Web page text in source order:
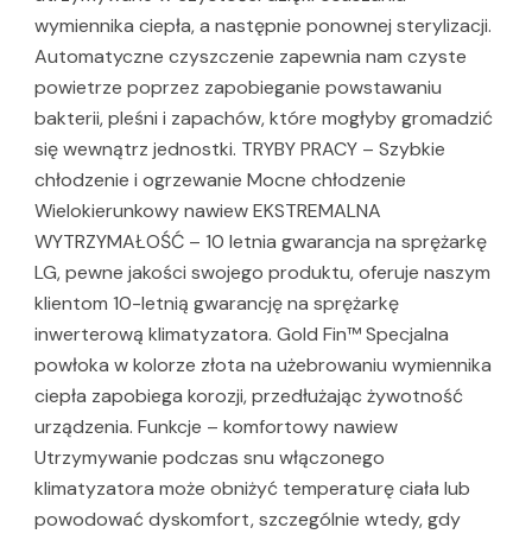
wymiennika ciepła, a następnie ponownej sterylizacji.
Automatyczne czyszczenie zapewnia nam czyste
powietrze poprzez zapobieganie powstawaniu
bakterii, pleśni i zapachów, które mogłyby gromadzić
się wewnątrz jednostki. TRYBY PRACY – Szybkie
chłodzenie i ogrzewanie Mocne chłodzenie
Wielokierunkowy nawiew EKSTREMALNA
WYTRZYMAŁOŚĆ – 10 letnia gwarancja na sprężarkę
LG, pewne jakości swojego produktu, oferuje naszym
klientom 10-letnią gwarancję na sprężarkę
inwerterową klimatyzatora. Gold Fin™ Specjalna
powłoka w kolorze złota na użebrowaniu wymiennika
ciepła zapobiega korozji, przedłużając żywotność
urządzenia. Funkcje – komfortowy nawiew
Utrzymywanie podczas snu włączonego
klimatyzatora może obniżyć temperaturę ciała lub
powodować dyskomfort, szczególnie wtedy, gdy